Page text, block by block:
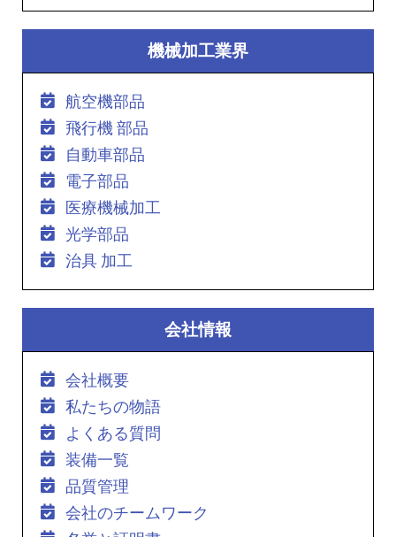
機械加工業界
航空機部品
飛行機 部品
自動車部品
電子部品
医療機械加工
光学部品
治具 加工
会社情報
会社概要
私たちの物語
よくある質問
装備一覧
品質管理
会社のチームワーク